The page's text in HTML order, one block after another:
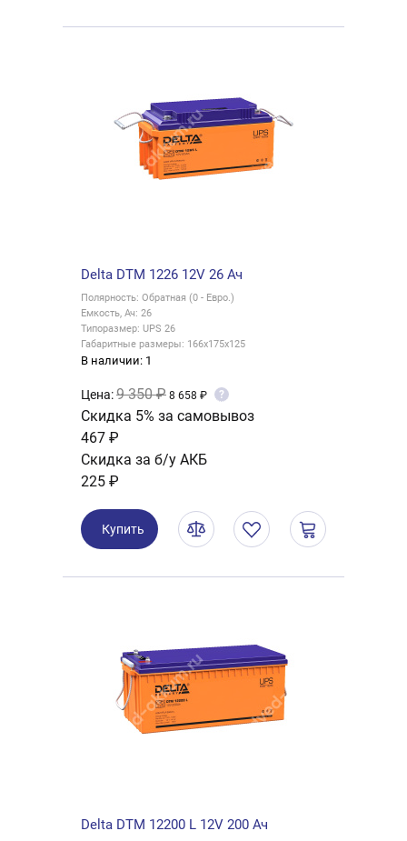
Delta DTM 1226 12V 26 Ач
Полярность: Обратная (0 - Евро.)
Емкость, Ач: 26
Типоразмер: UPS 26
Габаритные размеры: 166x175x125
В наличии: 1
Цена:9 350 ₽ 8 658 ₽ ?
Скидка 5% за самовывоз
467 ₽
Скидка за б/у АКБ
225 ₽
Купить
Delta DTM 12200 L 12V 200 Ач